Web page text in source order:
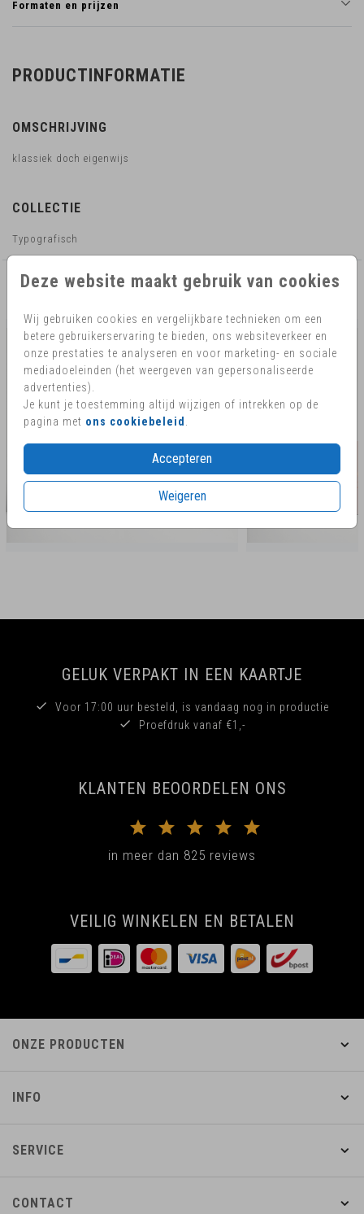
Deze website maakt gebruik van cookies
Wij gebruiken cookies en vergelijkbare technieken om een
betere gebruikerservaring te bieden, ons websiteverkeer en
onze prestaties te analyseren en voor marketing- en sociale
mediadoeleinden (het weergeven van gepersonaliseerde
advertenties).
Je kunt je toestemming altijd wijzigen of intrekken op de
pagina met ons cookiebeleid
Accepteren
Weigeren
Formaten en prijzen
PRODUCTINFORMATIE
OMSCHRIJVING
klassiek doch eigenwijs
COLLECTIE
Typografisch
GELUK VERPAKT IN EEN KAARTJE
Voor 17:00 uur besteld, is vandaag nog in productie
Proefdruk vanaf €1,-
KLANTEN BEOORDELEN ONS
in meer dan 825 reviews
VEILIG WINKELEN EN BETALEN
ONZE PRODUCTEN
INFO
SERVICE
CONTACT